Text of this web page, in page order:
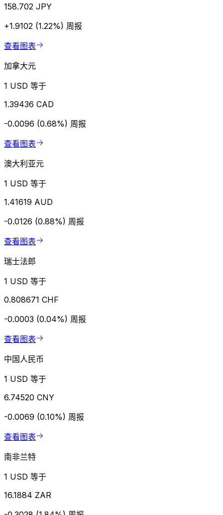
158.702 JPY
+1.9102 (1.22%) 周报
查看图表
加拿大元
1 USD 等于
1.39436 CAD
-0.0096 (0.68%) 周报
查看图表
澳大利亚元
1 USD 等于
1.41619 AUD
-0.0126 (0.88%) 周报
查看图表
瑞士法郎
1 USD 等于
0.808671 CHF
-0.0003 (0.04%) 周报
查看图表
中国人民币
1 USD 等于
6.74520 CNY
-0.0069 (0.10%) 周报
查看图表
南非兰特
1 USD 等于
16.1884 ZAR